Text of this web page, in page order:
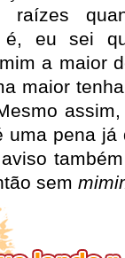
raízes
eu sei
a maior
maior
pena já
sem